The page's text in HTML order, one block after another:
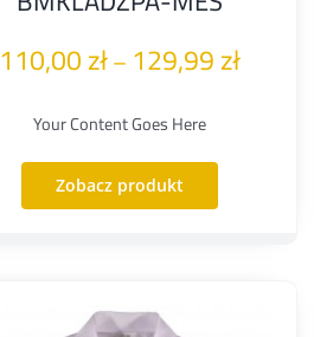
110,00zł–129,99złZakres
Your Content Goes Here
Zobacz produkt